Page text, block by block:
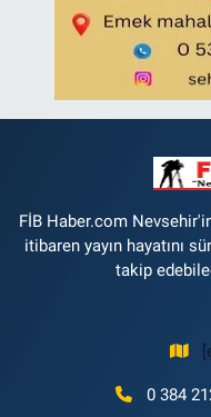
FİB Haber.com
itibaren yayın hayatını
takip
0 384